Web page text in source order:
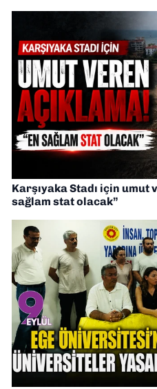
Karşıyaka Stadı için umut
sağlam stat olacak”